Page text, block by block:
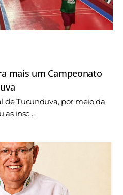
mais um Campeonato
de Tucunduva, por meio da
as insc ...